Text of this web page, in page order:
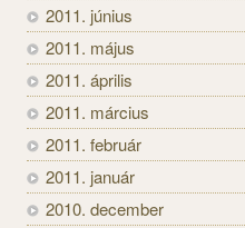
2011. június
2011. május
2011. április
2011. március
2011. február
2011. január
2010. december